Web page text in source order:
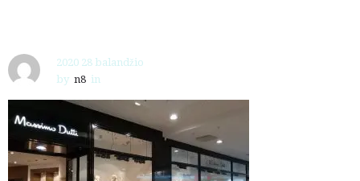
2020 28 balandžio
by n8 in